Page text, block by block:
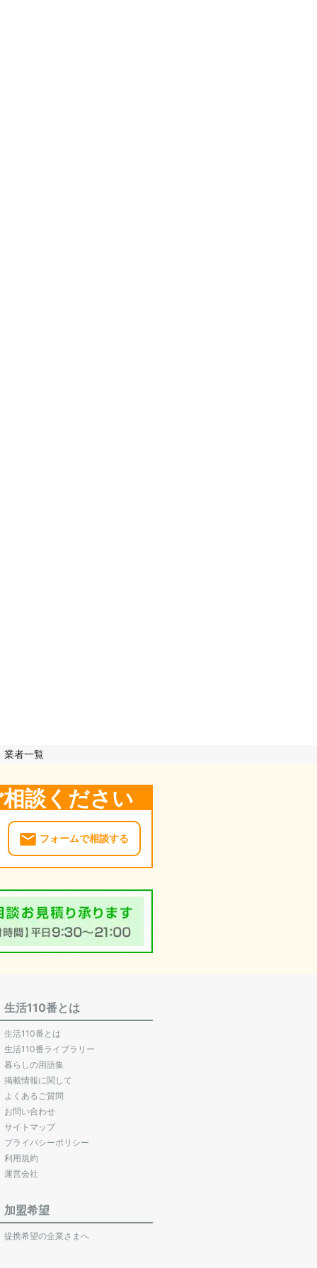
業者一覧
談ください
フォームで相談する
生活110番とは
生活110番とは
生活110番ライブラリー
暮らしの用語集
掲載情報に関して
よくあるご質問
お問い合わせ
サイトマップ
プライバシーポリシー
利用規約
運営会社
加盟希望
提携希望の企業さまへ